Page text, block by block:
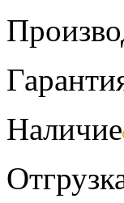
Наличие